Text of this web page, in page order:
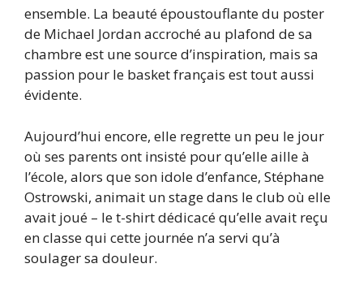
ensemble. La beauté époustouflante du poster
de Michael Jordan accroché au plafond de sa
chambre est une source d’inspiration, mais sa
passion pour le basket français est tout aussi
évidente.
Aujourd’hui encore, elle regrette un peu le jour
où ses parents ont insisté pour qu’elle aille à
l’école, alors que son idole d’enfance, Stéphane
Ostrowski, animait un stage dans le club où elle
avait joué – le t-shirt dédicacé qu’elle avait reçu
en classe qui cette journée n’a servi qu’à
soulager sa douleur.